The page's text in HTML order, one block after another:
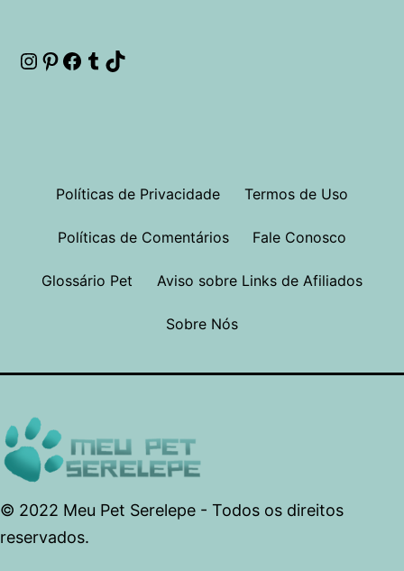
Instagram
Pinterest
Facebook
Tumblr
Políticas de Privacidade Termos de Uso
Políticas de Comentários Fale Conosco
Glossário Pet Aviso sobre Links de Afiliados
Sobre Nós
© 2022 Meu Pet Serelepe - Todos os direitos
reservados.